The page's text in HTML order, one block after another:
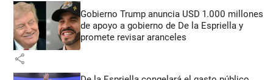
Gobierno Trump anuncia USD 1.000 millones
de apoyo a gobierno de De la Espriella y
promete revisar aranceles
share